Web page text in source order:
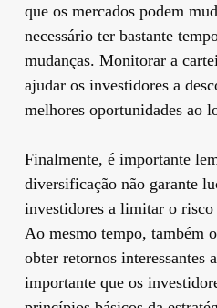
que os mercados podem
necessário ter bastante
mudanças. Monitorar a
ajudar os investidores a
melhores oportunidades ao
Finalmente, é importante
diversificação não garante
investidores a limitar o
Ao mesmo tempo, também
obter retornos interessantes
importante que os